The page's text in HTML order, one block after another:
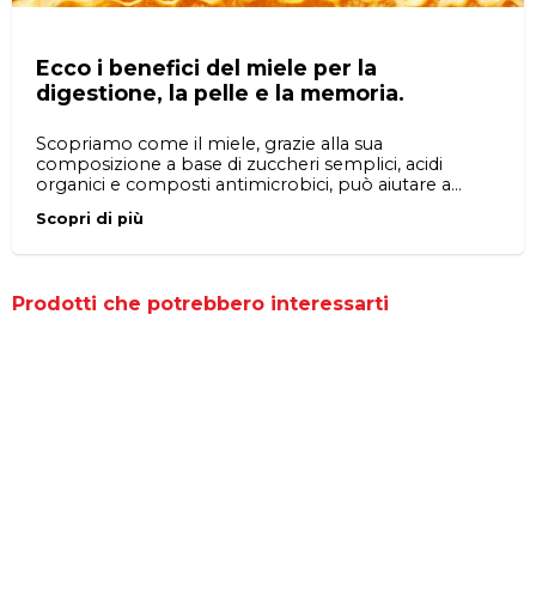
Ecco i benefici del miele per la
digestione, la pelle e la memoria.
Scopriamo come il miele, grazie alla sua
composizione a base di zuccheri semplici, acidi
organici e composti antimicrobici, può aiutare a
e migliorare la memoria. Consumare miele grezzo
Scopri di più
Prodotti che potrebbero interessarti